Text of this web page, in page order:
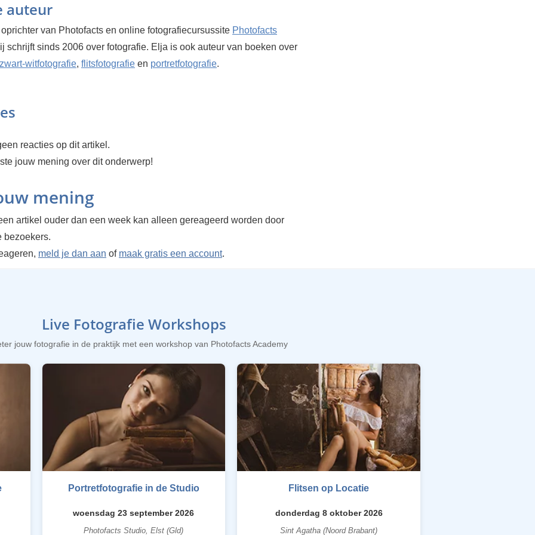
auteur
van Photofacts en online fotografiecursussite Photofacts
schrijft sinds 2006 over fotografie. Elja is ook auteur van boeken over
zwart-witfotografie, flitsfotografie en portretfotografie.
reacties op dit artikel.
jouw mening over dit onderwerp!
mening
artikel ouder dan een week kan alleen gereageerd worden door
bezoekers.
meld je dan aan of maak gratis een account.
Live Fotografie Workshops
jouw fotografie in de praktijk met een workshop van Photofacts Academy
Portretfotografie in de Studio
woensdag 23 september 2026
Photofacts Studio, Elst (Gld)
Flitsen op Locatie
donderdag 8 oktober 2026
Sint Agatha (Noord Brabant)